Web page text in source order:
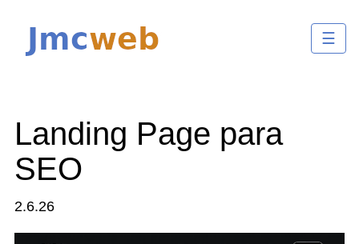
☰
Landing Page para
SEO
2.6.26